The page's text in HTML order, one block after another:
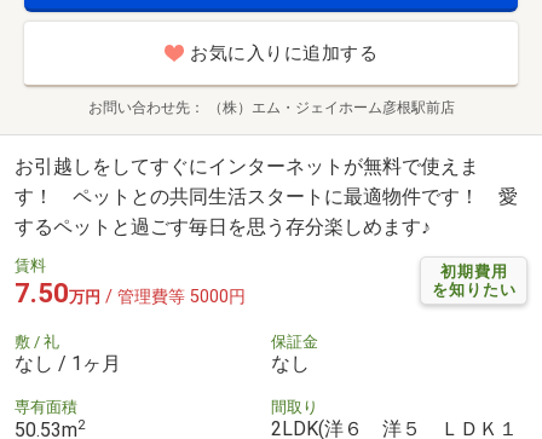
お気に入りに追加する
お問い合わせ先 （株）エム・ジェイホーム彦根駅前店
お引越しをしてすぐにインターネットが無料で使えま
す！ ペットとの共同生活スタートに最適物件です！ 愛
するペットと過ごす毎日を思う存分楽しめます♪
初期費用
を知りたい
賃料
7.50万円 / 管理費等 5000円
敷 / 礼
なし / 1ヶ月
保証金
なし
専有面積
50.53m2
間取り
2LDK(洋６ 洋５ ＬＤＫ１